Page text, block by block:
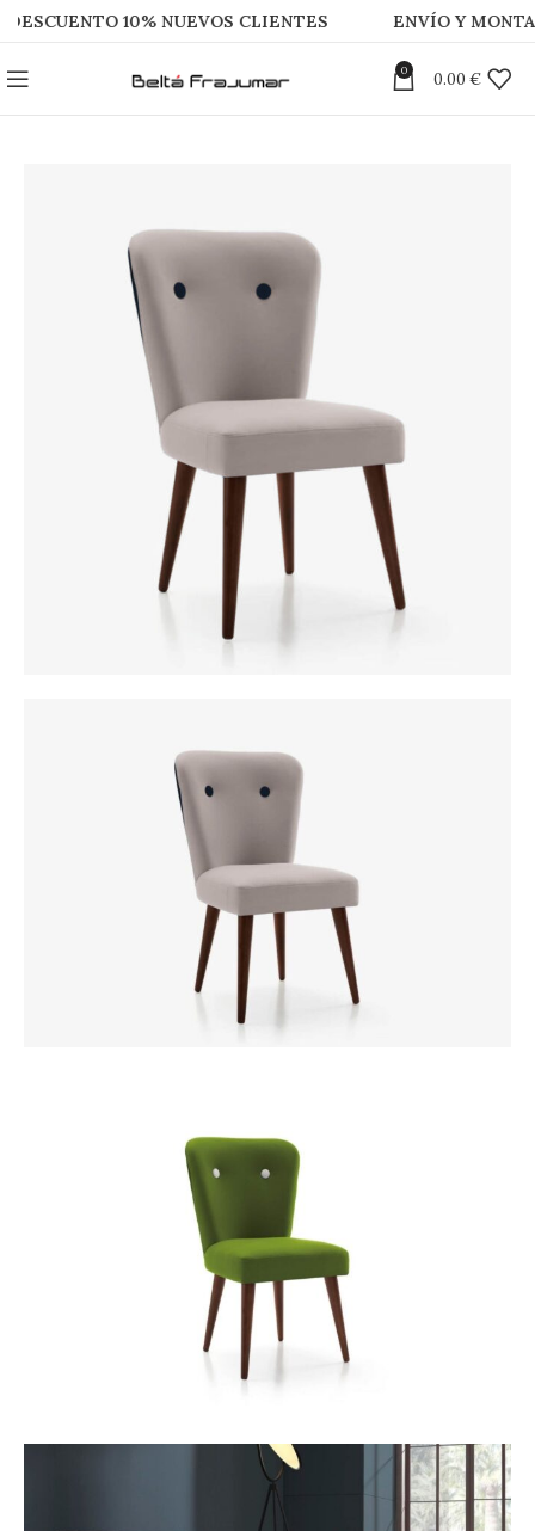
10% NUEVOS CLIENTES ENVÍO Y MONTAJE
0 0.00 €